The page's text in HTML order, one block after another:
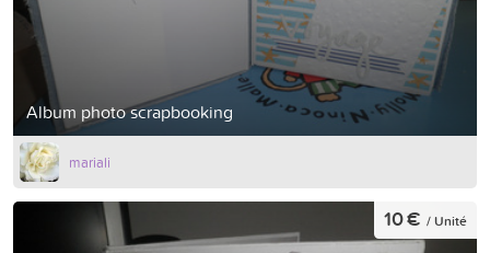
Album photo scrapbooking
mariali
10 € / Unité